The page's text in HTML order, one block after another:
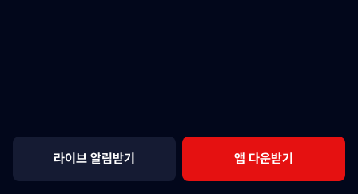
라이브 알림받기 앱 다운받기